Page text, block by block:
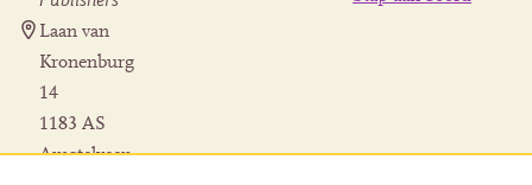
Laan van
Kronenburg
14
1183 AS
Amstelveen